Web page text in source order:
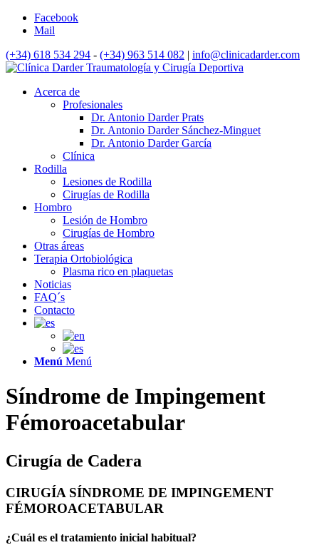
Facebook
Mail
(+34) 618 534 294 - (+34) 963 514 082 | info@clinicadarder.com
Acerca de
Profesionales
Dr. Antonio Darder Prats
Dr. Antonio Darder Sánchez-Minguet
Dr. Antonio Darder García
Clínica
Rodilla
Lesiones de Rodilla
Cirugías de Rodilla
Hombro
Lesión de Hombro
Cirugías de Hombro
Otras áreas
Terapia Ortobiológica
Plasma rico en plaquetas
Noticias
FAQ´s
Contacto
Menú Menú
Síndrome de Impingement
Fémoroacetabular
Cirugía de Cadera
CIRUGÍA SÍNDROME DE IMPINGEMENT
FÉMOROACETABULAR
¿Cuál es el tratamiento inicial habitual?